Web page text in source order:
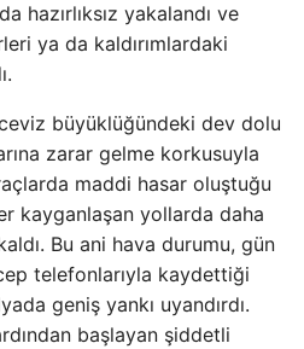
hazırlıksız yakalandı ve
ya da kaldırımlardaki
büyüklüğündeki dev dolu
zarar gelme korkusuyla
maddi hasar oluştuğu
kayganlaşan yollarda daha
Bu ani hava durumu, gün
telefonlarıyla kaydettiği
geniş yankı uyandırdı.
başlayan şiddetli